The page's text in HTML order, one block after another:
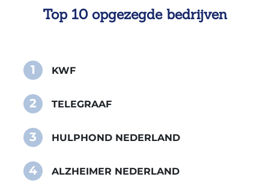
Top 10 opgezegde bedrijven
1 KWF
2 TELEGRAAF
3 HULPHOND NEDERLAND
4 ALZHEIMER NEDERLAND